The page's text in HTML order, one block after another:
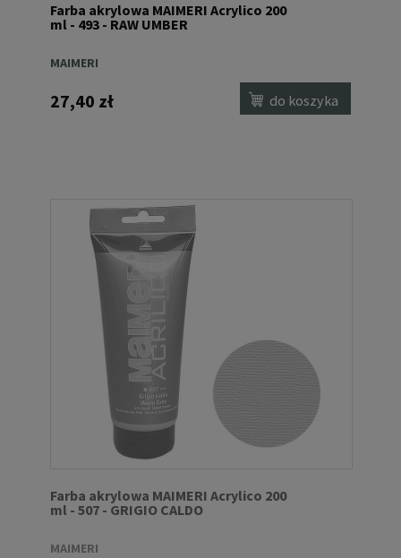
Farba akrylowa MAIMERI Acrylico 200
ml - 493 - RAW UMBER
MAIMERI
27,40 zł do koszyka
Farba akrylowa MAIMERI Acrylico 200
ml - 507 - GRIGIO CALDO
MAIMERI